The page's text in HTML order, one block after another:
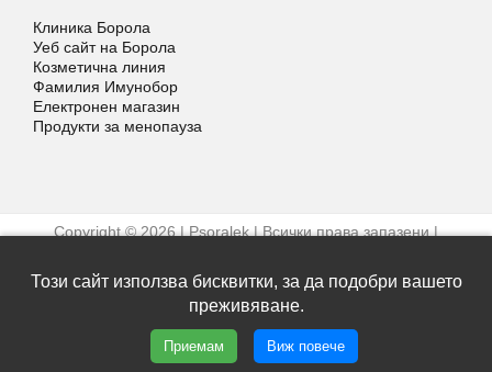
Клиника Борола
Уеб сайт на Борола
Козметична линия
Фамилия Имунобор
Електронен магазин
Продукти за менопауза
Copyright © 2026 | Psoralek | Всички права запазени |
Уеб дизайн и SEO от Трибест
Facebook
Този сайт използва бисквитки, за да подобри вашето
преживяване.
Приемам Виж повече